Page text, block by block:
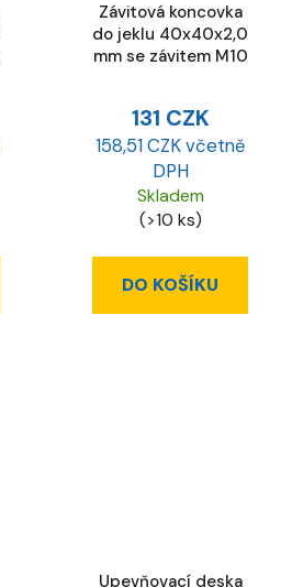
Závitová koncovka
do jeklu 40x40x2,0
mm se závitem M10
131 CZK
158,51 CZK včetně
DPH
Skladem
(>10 ks)
DO KOŠÍKU
Upevňovací deska